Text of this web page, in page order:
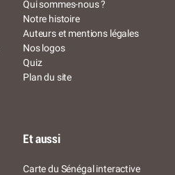
Qui sommes-nous ?
Notre histoire
Auteurs et mentions légales
Nos logos
Quiz
Plan du site
Et aussi
Carte du Sénégal interactive